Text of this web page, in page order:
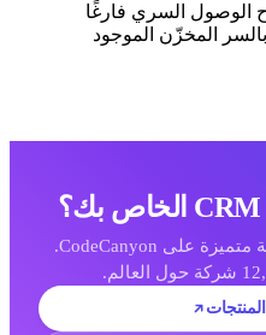
الوصول السري فارغًا
المخزّن الموجود
تصفح أكثر من 60 وحدة وإضافة متميزة على CodeCanyon.